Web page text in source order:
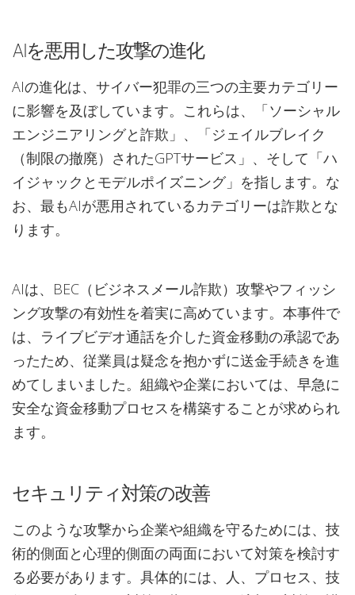
AIを悪用した攻撃の進化
AIの進化は、サイバー犯罪の三つの主要カテゴリー
に影響を及ぼしています。これらは、「ソーシャル
エンジニアリングと詐欺」、「ジェイルブレイク
（制限の撤廃）されたGPTサービス」、そして「ハ
イジャックとモデルポイズニング」を指します。な
お、最もAIが悪用されているカテゴリーは詐欺とな
ります。
AIは、BEC（ビジネスメール詐欺）攻撃やフィッシ
ング攻撃の有効性を着実に高めています。本事件で
は、ライブビデオ通話を介した資金移動の承認であ
ったため、従業員は疑念を抱かずに送金手続きを進
めてしまいました。組織や企業においては、早急に
安全な資金移動プロセスを構築することが求められ
ます。
セキュリティ対策の改善
このような攻撃から企業や組織を守るためには、技
術的側面と心理的側面の両面において対策を検討す
る必要があります。具体的には、人、プロセス、技